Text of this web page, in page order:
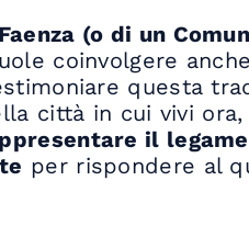
(o di un
coinvolgere
questa
città in cui vivi
il
per rispondere al